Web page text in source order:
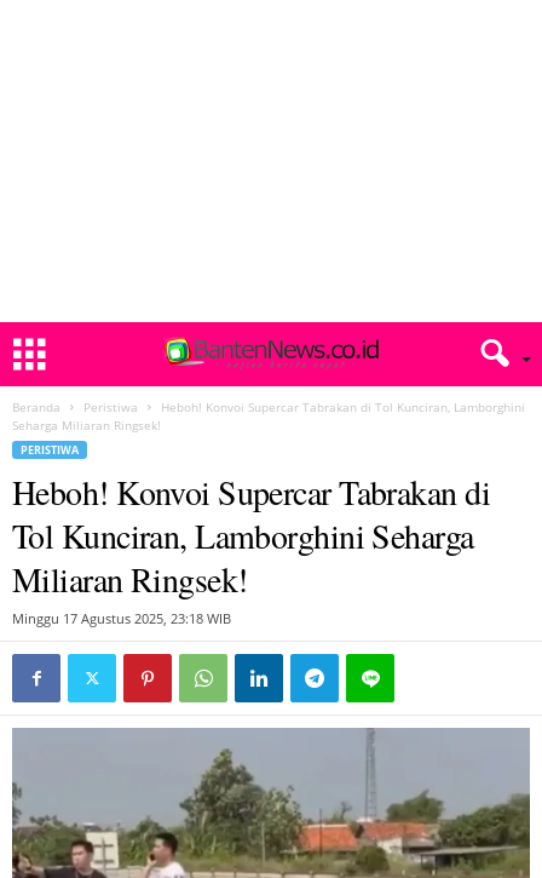
Beranda Peristiwa
Heboh! Konvoi Supercar Tabrakan di Tol Kunciran, Lamborghini
Seharga Miliaran Ringsek!
PERISTIWA
Heboh! Konvoi Supercar Tabrakan di
Tol Kunciran, Lamborghini Seharga
Miliaran Ringsek!
Minggu 17 Agustus 2025, 23:18 WIB